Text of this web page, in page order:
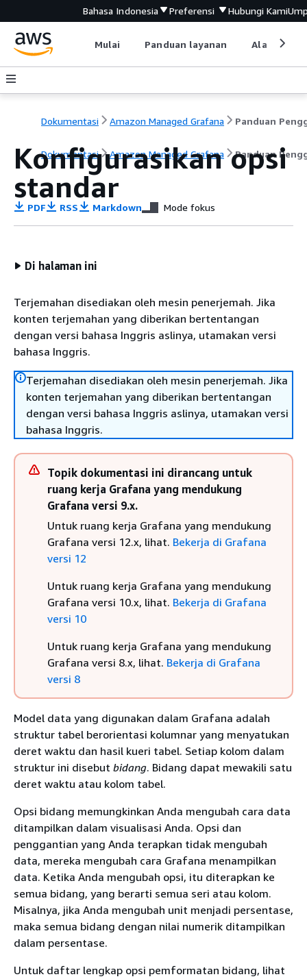
Bahasa Indonesia Preferensi Hubungi Kami
Mulai Panduan layanan Alat
Dokumentasi Amazon Managed Grafana
Dokumentasi Amazon Managed Grafana Panduan
Konfigurasikan opsi
standar
PDF RSS Markdown Mode fokus
Di halaman ini
Terjemahan disediakan oleh mesin penerjemah. Jika
konten terjemahan yang diberikan bertentangan
dengan versi bahasa Inggris aslinya, utamakan versi
bahasa Inggris.
Terjemahan disediakan oleh mesin penerjemah. Jika
konten terjemahan yang diberikan bertentangan
dengan versi bahasa Inggris aslinya, utamakan versi
bahasa Inggris.
Topik dokumentasi ini dirancang untuk
ruang kerja Grafana yang mendukung
Grafana versi 9.x.
Untuk ruang kerja Grafana yang mendukung
Grafana versi 12.x, lihat. Bekerja di Grafana
versi 12
Untuk ruang kerja Grafana yang mendukung
Grafana versi 10.x, lihat. Bekerja di Grafana
versi 10
Untuk ruang kerja Grafana yang mendukung
Grafana versi 8.x, lihat. Bekerja di Grafana
versi 8
Model data yang digunakan dalam Grafana adalah
struktur tabel berorientasi kolumnar yang menyatukan
deret waktu dan hasil kueri tabel. Setiap kolom dalam
struktur ini disebut bidang. Bidang dapat mewakili satu
deret waktu atau kolom tabel.
Opsi bidang memungkinkan Anda mengubah cara data
ditampilkan dalam visualisasi Anda. Opsi dan
penggantian yang Anda terapkan tidak mengubah
data, mereka mengubah cara Grafana menampilkan
data. Ketika Anda mengubah opsi, itu diterapkan ke
semua bidang, yang berarti semua seri atau kolom.
Misalnya, jika Anda mengubah unit menjadi persentase,
maka semua bidang dengan nilai numerik ditampilkan
dalam persentase.
Untuk daftar lengkap opsi pemformatan bidang, lihat